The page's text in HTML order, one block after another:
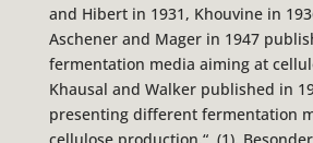
and Hibert in 1931, Khouvine in
Aschener and Mager in 1947
fermentation media aiming at
Khausal and Walker published in
presenting different fermentation